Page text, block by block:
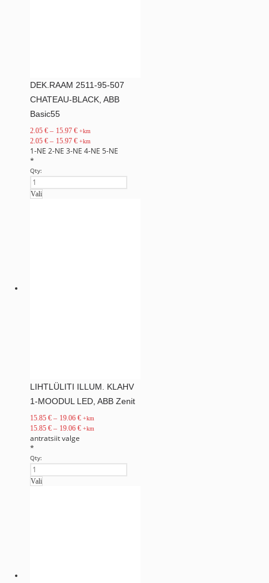
DEK.RAAM 2511-95-507
CHATEAU-BLACK, ABB
Basic55
2.05€ – 15.97 € +km
2.05€ – 15.97 € +km
1-NE 2-NE 3-NE 4-NE 5-NE
*
Qty:
Vali
LIHTLÜLITI ILLUM. KLAHV
1-MOODUL LED, ABB Zenit
15.85€ – 19.06 € +km
15.85€ – 19.06 € +km
antratsiitvalge
*
Qty:
Vali